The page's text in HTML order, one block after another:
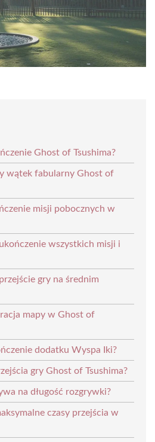
Ghost of Tsushima?
wątek fabularny Ghost of
misji pobocznych w
wszystkich misji i
gry na średnim
mapy w Ghost of
dodatku Wyspa Iki?
gry Ghost of Tsushima?
na długość rozgrywki?
czasy przejścia w